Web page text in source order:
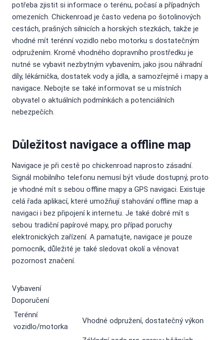
potřeba zjistit si informace o terénu, počasí a případných
omezeních. Chickenroad je často vedena po šotolinových
cestách, prašných silnicích a horských stezkách, takže je
vhodné mít terénní vozidlo nebo motorku s dostatečným
odpružením. Kromě vhodného dopravního prostředku je
nutné se vybavit nezbytným vybavením, jako jsou náhradní
díly, lékárnička, dostatek vody a jídla, a samozřejmě i mapy a
navigace. Nebojte se také informovat se u místních
obyvatel o aktuálních podmínkách a potenciálních
nebezpečích.
Důležitost navigace a offline map
Navigace je při cestě po chickenroad naprosto zásadní.
Signál mobilního telefonu nemusí být všude dostupný, proto
je vhodné mít s sebou offline mapy a GPS navigaci. Existuje
celá řada aplikací, které umožňují stahování offline map a
navigaci i bez připojení k internetu. Je také dobré mít s
sebou tradiční papírové mapy, pro případ poruchy
elektronických zařízení. A pamatujte, navigace je pouze
pomocník, důležité je také sledovat okolí a věnovat
pozornost značení.
Vybavení
Doporučení
Terénní
vozidlo/motorka
Vhodné odpružení, dostatečný výkon